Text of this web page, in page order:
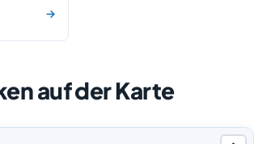
auf der Karte